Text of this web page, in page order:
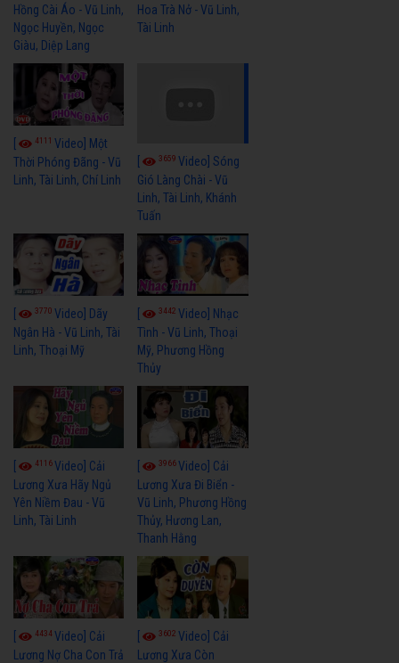
Hồng Cài Áo - Vũ Linh,
Ngọc Huyền, Ngọc
Giàu, Diệp Lang
Hoa Trà Nở - Vũ Linh,
Tài Linh
4111 Video] Một
Thời Phóng Đãng - Vũ
Linh, Tài Linh, Chí Linh
3659Video] Sóng
Gió Làng Chài - Vũ
Linh, Tài Linh, Khánh
Tuấn
3770 Video] Dãy
Ngân Hà - Vũ Linh, Tài
Linh, Thoại Mỹ
3442Video] Nhạc
Tình - Vũ Linh, Thoại
Mỹ, Phương Hồng
Thủy
4116Video] Cải
Lương Xưa Hãy Ngủ
Yên Niềm Đau - Vũ
Linh, Tài Linh
3966Video] Cải
Lương Xưa Đi Biển -
Vũ Linh, Phương Hồng
Thủy, Hương Lan,
Thanh Hằng
4434Video] Cải
Lương Nợ Cha Con Trả
3602Video] Cải
Lương Xưa Còn